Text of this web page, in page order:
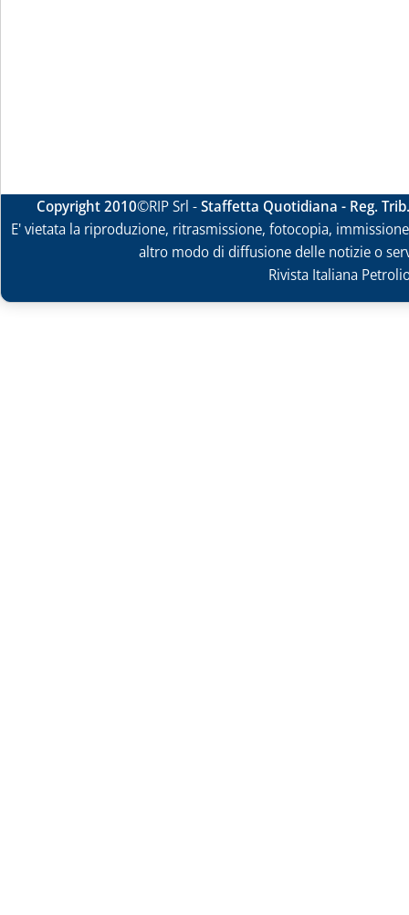
Copyright 2010©RIP Srl -Staffetta Quotidiana - Reg.
E' vietata la riproduzione, ritrasmissione, fotocopia,
altro modo di diffusione delle notizie o
Rivista Italiana